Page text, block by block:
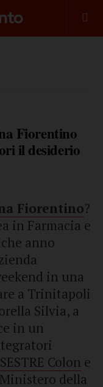
Fiorentino
il desiderio
Fiorentino?
in Farmacia e
anno
in una
a Trinitapoli
Silvia, a
in un
SESTRE Colon e
della